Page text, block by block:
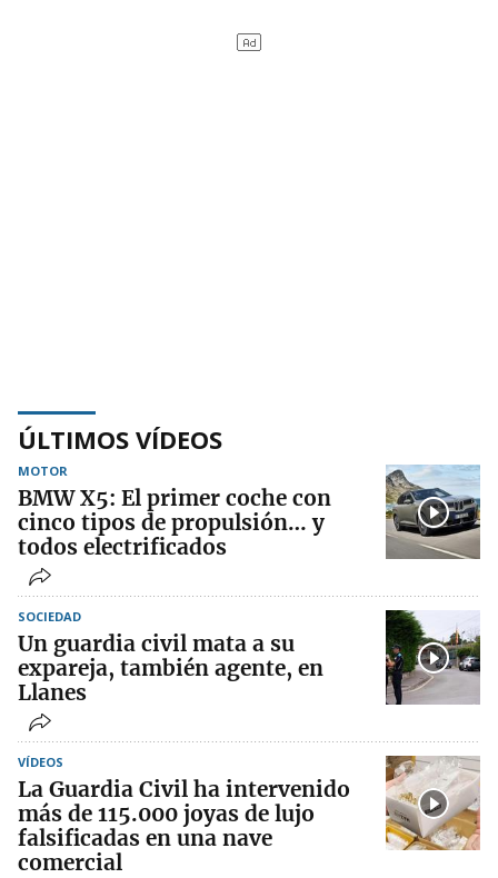
ÚLTIMOS VÍDEOS
MOTOR
BMW X5: El primer coche con
cinco tipos de propulsión… y
todos electrificados
SOCIEDAD
Un guardia civil mata a su
expareja, también agente, en
Llanes
VÍDEOS
La Guardia Civil ha intervenido
más de 115.000 joyas de lujo
falsificadas en una nave
comercial